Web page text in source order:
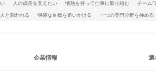
人の成長を支えたい 情熱を持って仕事に取り組む チーム
と関われる 明確な目標を追いかける 一つの専門分野を極める
企業情報 選